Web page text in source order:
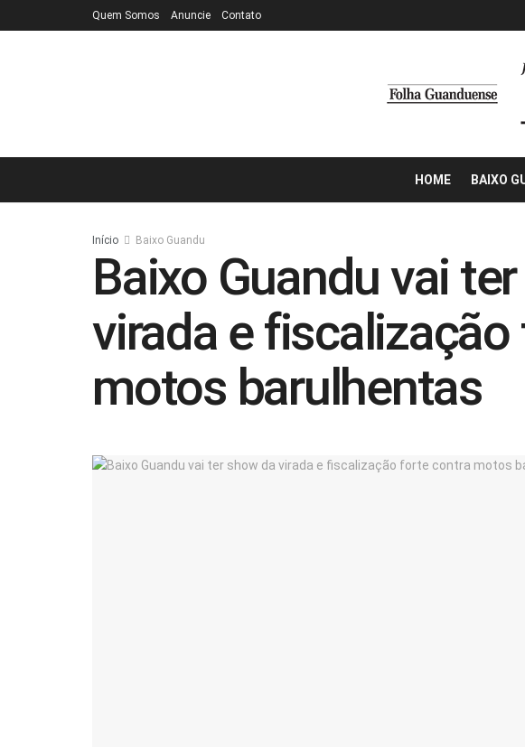
Quem Somos Anuncie Contato
HOME BAIXO
Início Baixo Guandu
Baixo Guandu vai
virada e
motos barulhentas